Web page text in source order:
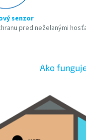
senzor
pred neželanými
Ako